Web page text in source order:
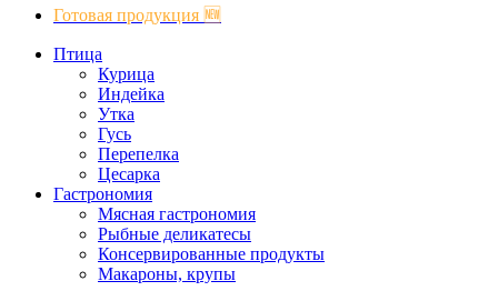
Готовая продукция 🆕
Птица
Курица
Индейка
Утка
Гусь
Перепелка
Цесарка
Гастрономия
Мясная гастрономия
Рыбные деликатесы
Консервированные продукты
Макароны, крупы